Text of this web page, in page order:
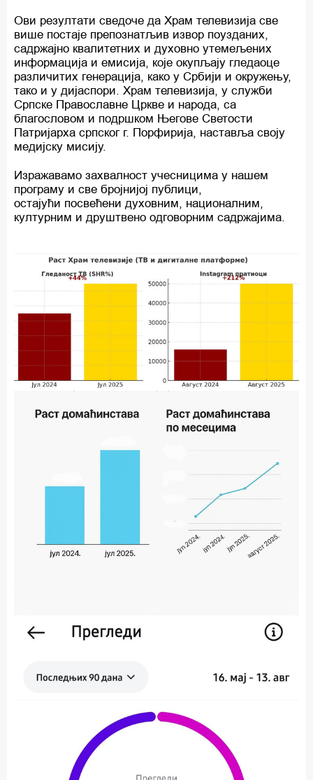
Ови резултати сведоче да Храм телевизија све
више постаје препознатљив извор поузданих,
садржајно квалитетних и духовно утемељених
информација и емисија, које окупљају гледаоце
различитих генерација, како у Србији и окружењу,
тако и у дијаспори. Храм телевизија, у служби
Српске Православне Цркве и народа, са
благословом и подршком Његове Светости
Патријарха српског г. Порфирија, наставља своју
медијску мисију.
Изражавамо захвалност учесницима у нашем
програму и све бројнијој публици,
остајући посвећени духовним, националним,
културним и друштвено одговорним садржајима.